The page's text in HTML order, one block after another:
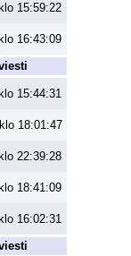
15:59:22
16:43:09
15:44:31
18:01:47
22:39:28
18:41:09
16:02:31